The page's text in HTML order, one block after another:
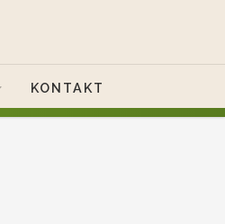
KONTAKT